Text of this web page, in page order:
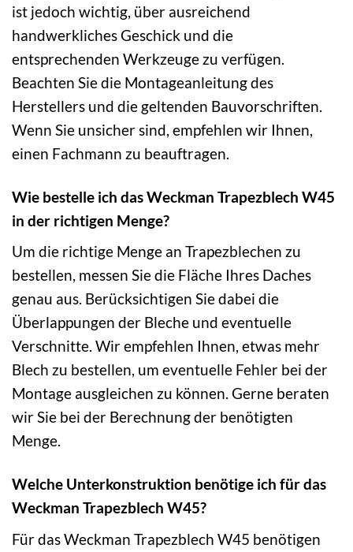
ist jedoch wichtig, über ausreichend
handwerkliches Geschick und die
entsprechenden Werkzeuge zu verfügen.
Beachten Sie die Montageanleitung des
Herstellers und die geltenden Bauvorschriften.
Wenn Sie unsicher sind, empfehlen wir Ihnen,
einen Fachmann zu beauftragen.
Wie bestelle ich das Weckman Trapezblech W45
in der richtigen Menge?
Um die richtige Menge an Trapezblechen zu
bestellen, messen Sie die Fläche Ihres Daches
genau aus. Berücksichtigen Sie dabei die
Überlappungen der Bleche und eventuelle
Verschnitte. Wir empfehlen Ihnen, etwas mehr
Blech zu bestellen, um eventuelle Fehler bei der
Montage ausgleichen zu können. Gerne beraten
wir Sie bei der Berechnung der benötigten
Menge.
Welche Unterkonstruktion benötige ich für das
Weckman Trapezblech W45?
Für das Weckman Trapezblech W45 benötigen